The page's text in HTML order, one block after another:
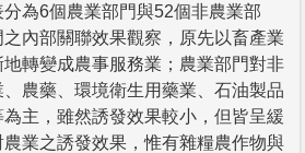
為6個農業部門與52個非農業部
內部關聯效果觀察，原先以畜產業
轉變成農事服務業；農業部門對非
農藥、環境衛生用藥業、石油製品
主，雖然誘發效果較小，但皆呈緩
業之誘發效果，惟有雜糧農作物與